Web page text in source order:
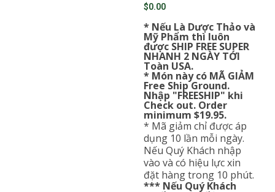
$0.00
* Nếu Là Dược Thảo và
Mỹ Phẩm thì luôn
được SHIP FREE SUPER
NHANH 2 NGÀY TỚI
Toàn USA.
* Món này có MÃ GIẢM
Free Ship Ground.
Nhập "FREESHIP" khi
Check out. Order
minimum $19.95.
* Mã giảm chỉ được áp
dụng 10 lần mỗi ngày.
Nếu Quý Khách nhập
vào và có hiệu lực xin
đặt hàng trong 10 phút.
*** Nếu Quý Khách